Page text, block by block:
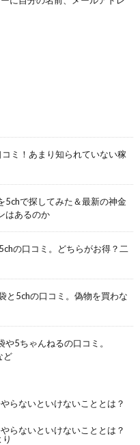
ミ！あまり知られていない稼
5chで探してみた＆最新の神金
はあるのか
の口コミ。どちらがお得？二
と5chの口コミ。偽物を買わな
5ちゃんねるの口コミ。
ど
らないといけないこととは？
らないといけないこととは？
り